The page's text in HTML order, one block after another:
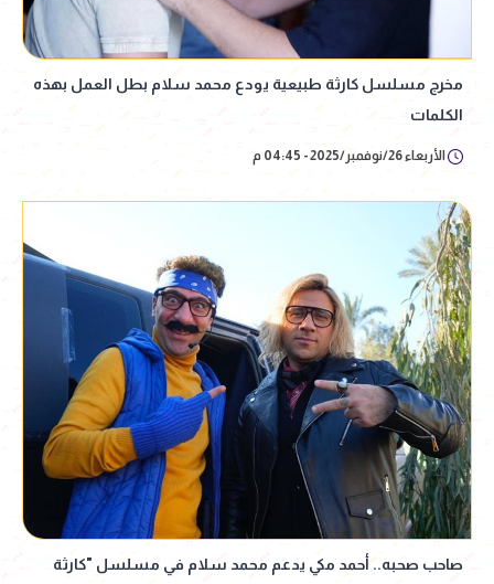
مخرج مسلسل كارثة طبيعية يودع محمد سلام بطل العمل بهذه
الكلمات
الأربعاء 26/نوفمبر/2025 - 04:45 م
صاحب صحبه.. أحمد مكي يدعم محمد سلام في مسلسل "كارثة